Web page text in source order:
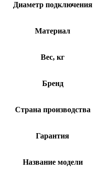
Диаметр подключения
Материал
Вес, кг
Бренд
Страна производства
Гарантия
Название модели